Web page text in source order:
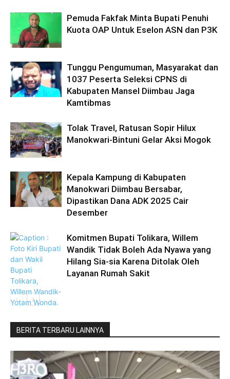
Pemuda Fakfak Minta Bupati Penuhi
Kuota OAP Untuk Eselon ASN dan P3K
Tunggu Pengumuman, Masyarakat dan
1037 Peserta Seleksi CPNS di
Kabupaten Mansel Diimbau Jaga
Kamtibmas
Tolak Travel, Ratusan Sopir Hilux
Manokwari-Bintuni Gelar Aksi Mogok
Kepala Kampung di Kabupaten
Manokwari Diimbau Bersabar,
Dipastikan Dana ADK 2025 Cair
Desember
Komitmen Bupati Tolikara, Willem
Wandik Tidak Boleh Ada Nyawa yang
Hilang Sia-sia Karena Ditolak Oleh
Layanan Rumah Sakit
BERITA TERBARU LAINNYA